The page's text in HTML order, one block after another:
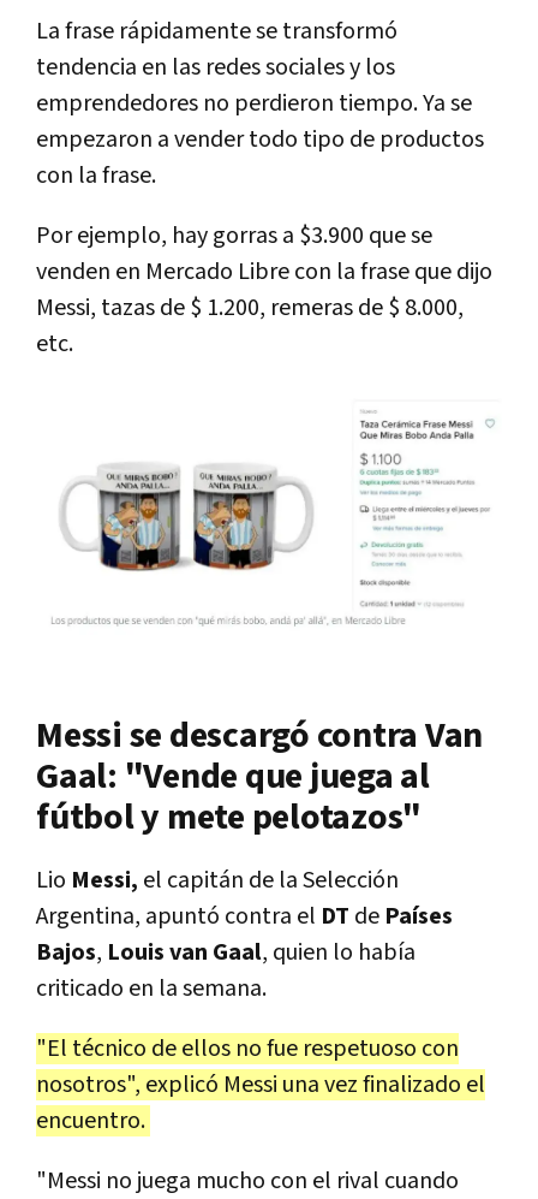
La frase rápidamente se transformó
tendencia en las redes sociales y los
emprendedores no perdieron tiempo. Ya se
empezaron a vender todo tipo de productos
con la frase.
Por ejemplo, hay gorras a $3.900 que se
venden en Mercado Libre con la frase que dijo
Messi, tazas de $ 1.200, remeras de $ 8.000,
etc.
Messi se descargó contra Van
Gaal: "Vende que juega al
fútbol y mete pelotazos"
Lio Messi, el capitán de la Selección
Argentina, apuntó contra el DT de Países
Bajos, Louis van Gaal, quien lo había
criticado en la semana.
"El técnico de ellos no fue respetuoso con
nosotros", explicó Messi una vez finalizado el
encuentro.
"Messi no juega mucho con el rival cuando